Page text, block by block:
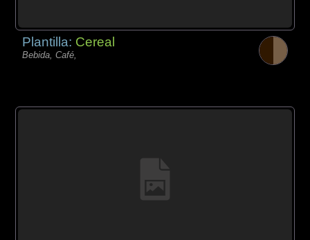
Plantilla: Cereal
Bebida, Café,